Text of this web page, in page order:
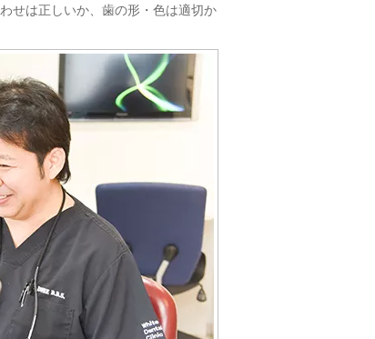
せは正しいか、歯の形・色は適切か